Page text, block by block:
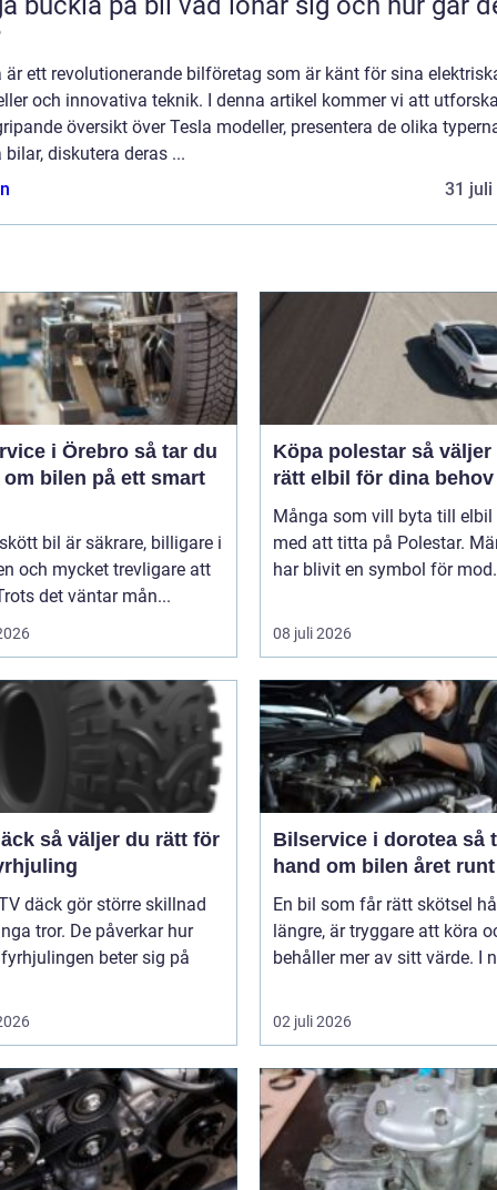
är ett revolutionerande bilföretag som är känt för sina
och innovativa teknik. I denna artikel kommer vi att
översikt över Tesla modeller, presentera de olika
bilar, diskutera deras ...
31 juli
i Örebro så tar du
om bilen på ett smart
bil är säkrare, billigare i
och mycket trevligare att
det väntar mån...
Köpa polestar så väljer du
rätt elbil för dina behov
Många som vill byta till elbil
med att titta på Polestar.
har blivit en symbol för
08 juli 2026
du rätt för
däck gör större skillnad
tror. De påverkar hur
beter sig på
Bilservice i dorotea så tar du
hand om bilen året runt
En bil som får rätt skötsel
längre, är tryggare att köra
behåller mer av sitt värde. I
02 juli 2026